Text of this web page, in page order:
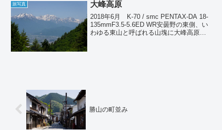
旅写真 大峰高原
2018年6月 K-70 / smc PENTAX-DA 18-
135mmF3.5-5.6ED WR安曇野の東側、い
わゆる東山と呼ばれる山塊に大峰高原と
勝山の町並み